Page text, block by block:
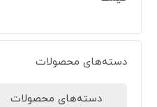
دسته‌های محصولات
دسته‌های محصولات